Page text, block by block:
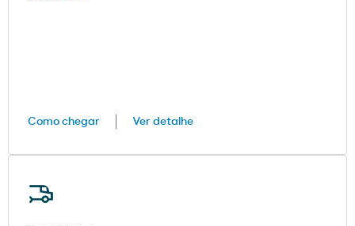
Como chegar Ver detalhe